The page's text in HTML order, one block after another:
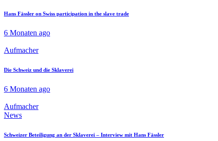
Hans Fässler on Swiss participation in the slave trade
6 Monaten ago
Aufmacher
Die Schweiz und die Sklaverei
6 Monaten ago
Aufmacher
News
Schweizer Beteiligung an der Sklaverei – Interview mit Hans Fässler